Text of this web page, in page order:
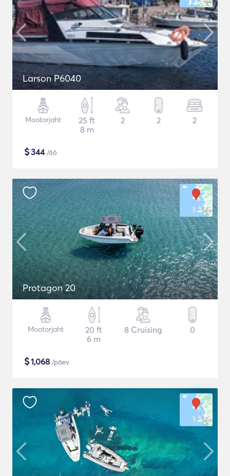
Larson P6040
Mootorjaht
25 ft
8 m
2 2 2
$344/öö
Protagon 20
Mootorjaht
20 ft
6 m
8 Cruising 0
$1,068 /päev